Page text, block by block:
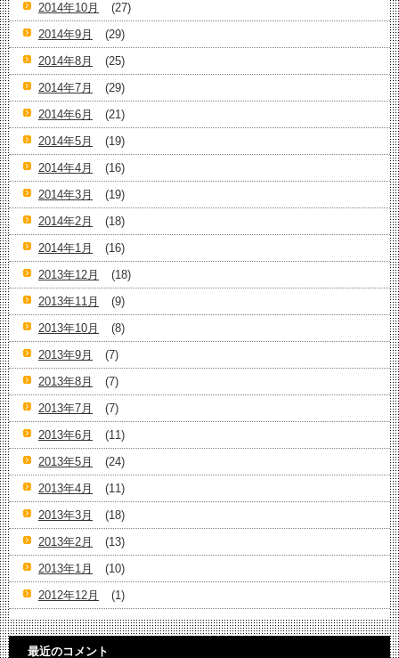
2014年10月
(27)
2014年9月
(29)
2014年8月
(25)
2014年7月
(29)
2014年6月
(21)
2014年5月
(19)
2014年4月
(16)
2014年3月
(19)
2014年2月
(18)
2014年1月
(16)
2013年12月
(18)
2013年11月
(9)
2013年10月
(8)
2013年9月
(7)
2013年8月
(7)
2013年7月
(7)
2013年6月
(11)
2013年5月
(24)
2013年4月
(11)
2013年3月
(18)
2013年2月
(13)
2013年1月
(10)
2012年12月
(1)
最近のコメント